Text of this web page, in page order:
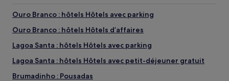
Ouro Branco : hôtels Hôtels avec parking
Ouro Branco : hôtels Hôtels d’affaires
Lagoa Santa : hôtels Hôtels avec parking
Lagoa Santa : hôtels Hôtels avec petit-déjeuner gratuit
Brumadinho : Pousadas